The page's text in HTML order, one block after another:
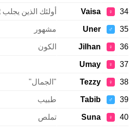
34
♀
Vaisa أولئك الذين يجلب nagesclacht
35
♂
Uner مشهور
36
♀
Jilhan الكون
37
♀
Umay
38
♀
Tezzy "الجمال"
39
♂
Tabib طبيب
40
♀
Suna تملص